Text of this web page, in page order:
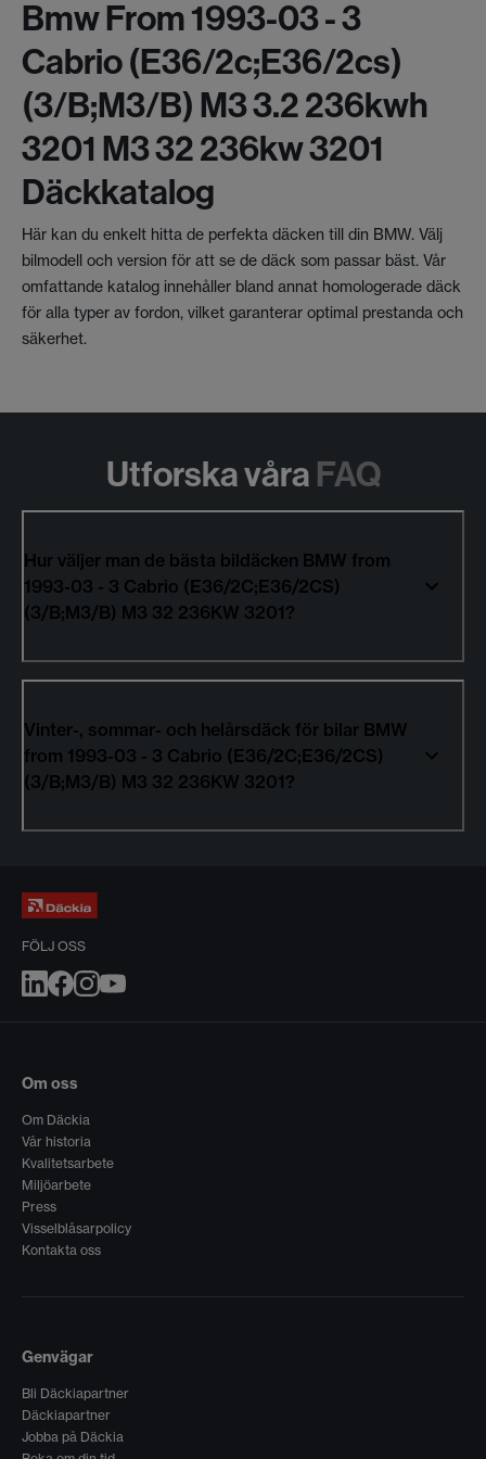
Bmw From 1993-03 - 3
Cabrio (e36/2c;e36/2cs)
(3/b;m3/b) M3 3.2 236kwh
3201 M3 32 236kw 3201
Däckkatalog
Här kan du enkelt hitta de perfekta däcken till din BMW. Välj
bilmodell och version för att se de däck som passar bäst. Vår
omfattande katalog innehåller bland annat homologerade däck
för alla typer av fordon, vilket garanterar optimal prestanda och
säkerhet.
Utforska våra FAQ
Hur väljer man de bästa bildäcken BMW from
1993-03 - 3 Cabrio (E36/2C;E36/2CS)
(3/B;M3/B) M3 32 236KW 3201?
Vinter-, sommar- och helårsdäck för bilar BMW
from 1993-03 - 3 Cabrio (E36/2C;E36/2CS)
(3/B;M3/B) M3 32 236KW 3201?
FÖLJ OSS
Om oss
Om Däckia
Vår historia
Kvalitetsarbete
Miljöarbete
Press
Visselblåsarpolicy
Kontakta oss
Genvägar
Bli Däckiapartner
Däckiapartner
Jobba på Däckia